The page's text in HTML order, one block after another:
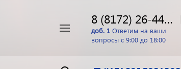
8 (8172) 26-44-24
доб. 1 Ответим на ваши
вопросы с 9:00 до 18:00